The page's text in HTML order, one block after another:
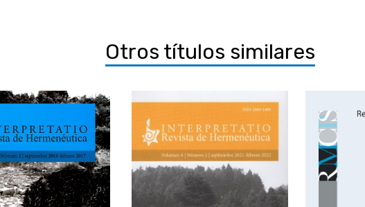
Dirección General de Publicaciones y Fomento Editorial
Otros títulos similares